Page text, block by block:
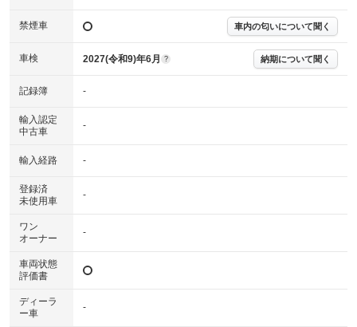
※グー故障診断書はあくまでも実施時点での診断結果となります。将来に
わたり車両状態を担保するものではありませんので、車両情報等の詳細は
禁煙車 車内の匂いについて聞く
車検 2027(令和9)年6月 ? 納期について聞く
記録簿 -
輸入認定
中古車
-
輸入経路 -
登録済
未使用車
-
ワン
オーナー
-
車両状態
評価書
ディーラ
ー車
-